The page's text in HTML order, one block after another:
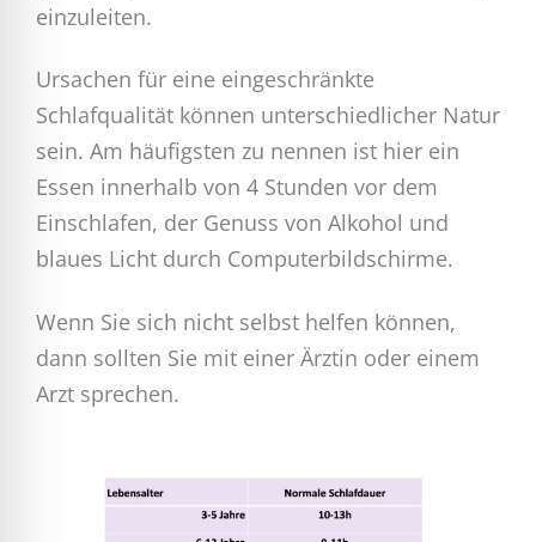
einzuleiten.
Ursachen für eine eingeschränkte
Schlafqualität können unterschiedlicher Natur
sein. Am häufigsten zu nennen ist hier ein
Essen innerhalb von 4 Stunden vor dem
Einschlafen, der Genuss von Alkohol und
blaues Licht durch Computerbildschirme.
Wenn Sie sich nicht selbst helfen können,
dann sollten Sie mit einer Ärztin oder einem
Arzt sprechen.